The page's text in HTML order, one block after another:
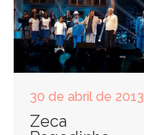
30 de abril de 2013
Zeca